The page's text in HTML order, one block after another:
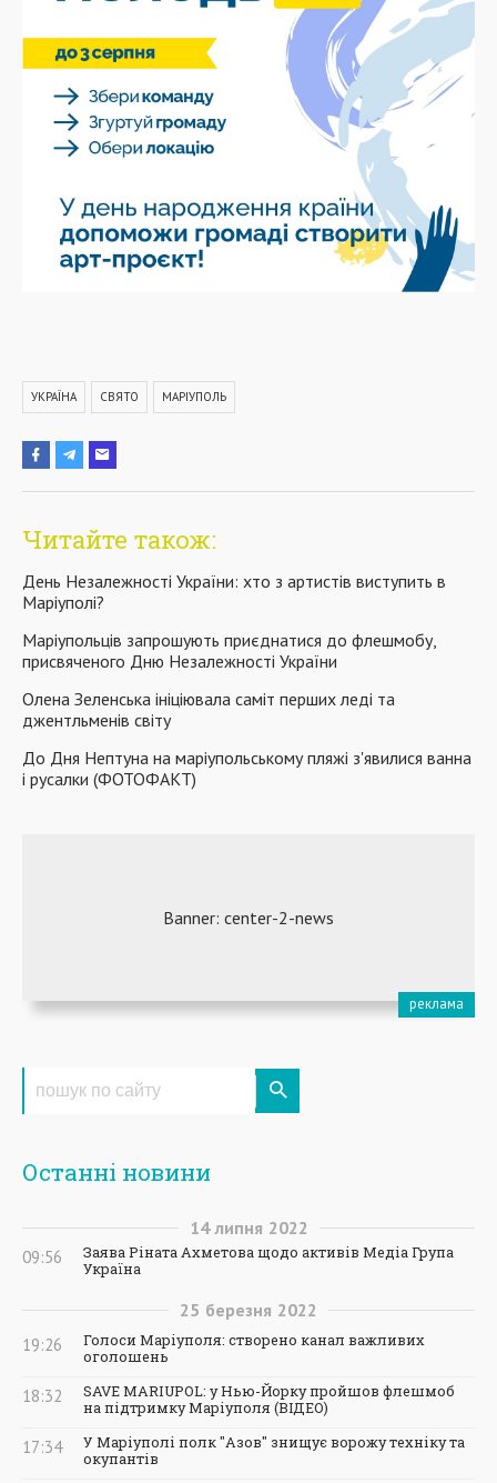
УКРАЇНА СВЯТО МАРІУПОЛЬ
Читайте також:
День Незалежності України: хто з артистів виступить в
Маріуполі?
Маріупольців запрошують приєднатися до флешмобу,
присвяченого Дню Незалежності України
Олена Зеленська ініціювала саміт перших леді та
джентльменів світу
До Дня Нептуна на маріупольському пляжі з'явилися ванна
і русалки (ФОТОФАКТ)
Останні новини
14 липня 2022
09:56
Заява Ріната Ахметова щодо активів Медіа Група
Україна
25 березня 2022
19:26
Голоси Маріуполя: створено канал важливих
оголошень
18:32
SAVE MARIUPOL: у Нью-Йорку пройшов флешмоб
на підтримку Маріуполя (ВІДЕО)
17:34
У Маріуполі полк "Азов" знищує ворожу техніку та
окупантів